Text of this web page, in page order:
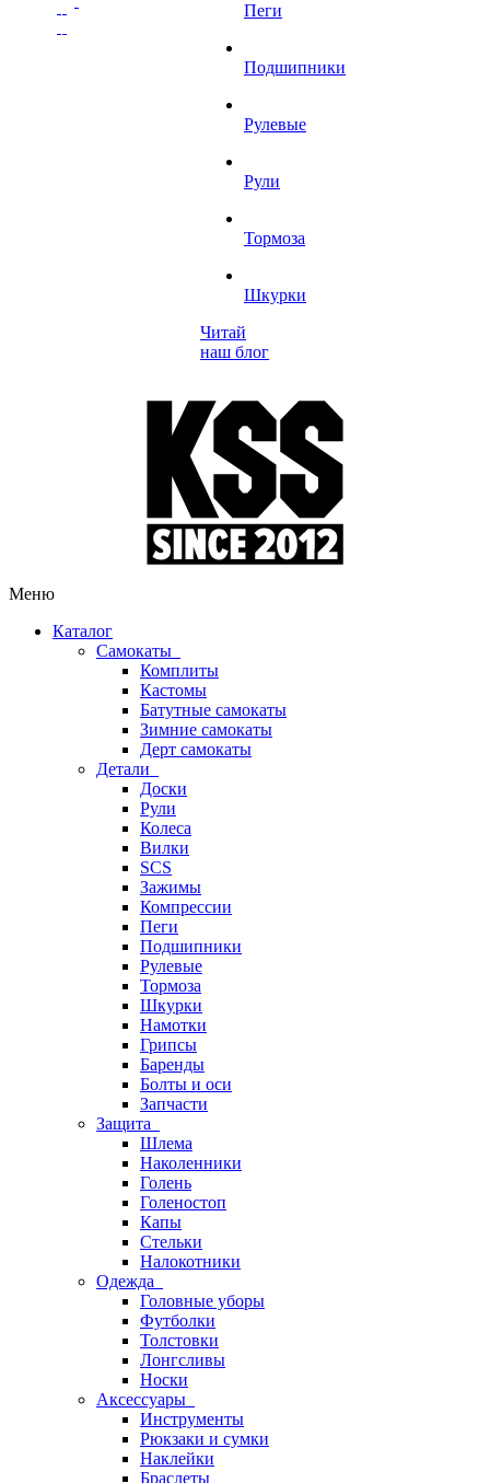
Пеги
Подшипники
Рулевые
Рули
Тормоза
Шкурки
Читай
наш блог
Меню
Каталог
Самокаты
Комплиты
Кастомы
Батутные самокаты
Зимние самокаты
Дерт самокаты
Детали
Доски
Рули
Колеса
Вилки
SCS
Зажимы
Компрессии
Пеги
Подшипники
Рулевые
Тормоза
Шкурки
Намотки
Грипсы
Баренды
Болты и оси
Запчасти
Защита
Шлема
Наколенники
Голень
Голеностоп
Капы
Стельки
Налокотники
Одежда
Головные уборы
Футболки
Толстовки
Лонгсливы
Носки
Аксессуары
Инструменты
Рюкзаки и сумки
Наклейки
Браслеты